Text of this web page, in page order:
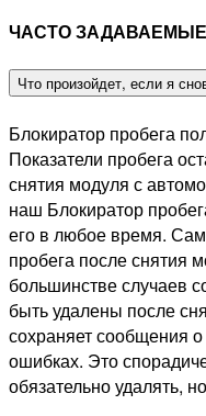
ЧАСТО
Что произойдет, если я
Блокиратор пробега
Показатели пробега
снятия модуля с
наш Блокиратор
его в любое время.
пробега после снятия
большинстве случаев
быть удалены после
сохраняет сообщения
ошибках. Это
обязательно удалять,